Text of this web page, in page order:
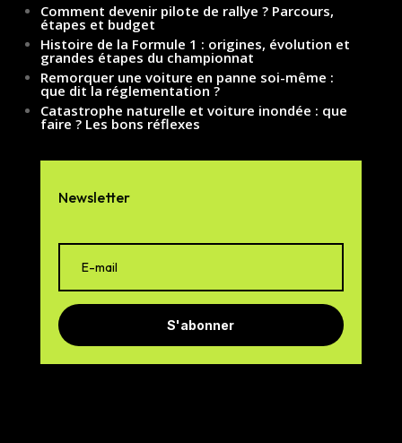
Comment devenir pilote de rallye ? Parcours,
étapes et budget
Histoire de la Formule 1 : origines, évolution et
grandes étapes du championnat
Remorquer une voiture en panne soi-même :
que dit la réglementation ?
Catastrophe naturelle et voiture inondée : que
faire ? Les bons réflexes
Newsletter
S'abonner